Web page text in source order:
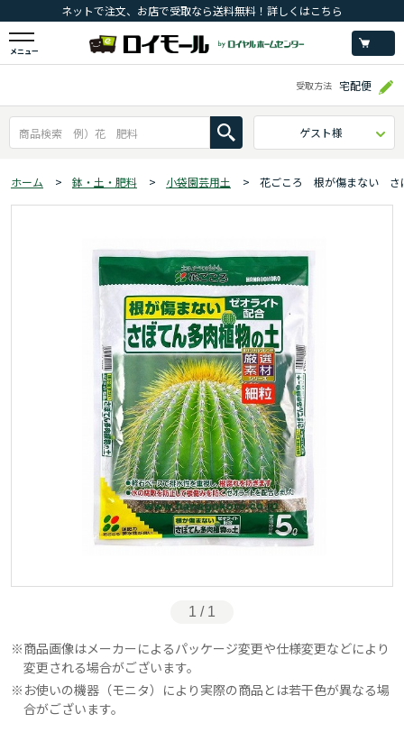
ネットで注文、お店で受取なら送料無料！詳しくはこちら
メニュー
受取方法 宅配便
ゲスト様
ホーム > 鉢・土・肥料 > 小袋園芸用土 > 花ごころ 根が傷まない さ
1 / 1
商品画像はメーカーによるパッケージ変更や仕様変更などにより
変更される場合がございます。
お使いの機器（モニタ）により実際の商品とは若干色が異なる場
合がございます。